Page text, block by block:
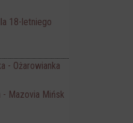
18-letniego
- Ożarowianka
- Mazovia Mińsk